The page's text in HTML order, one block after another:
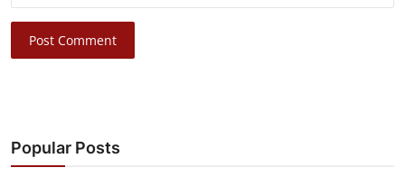
Post Comment
Popular Posts